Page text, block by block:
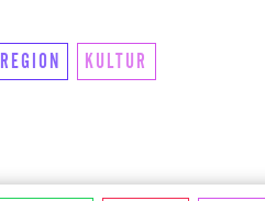
KULTUR